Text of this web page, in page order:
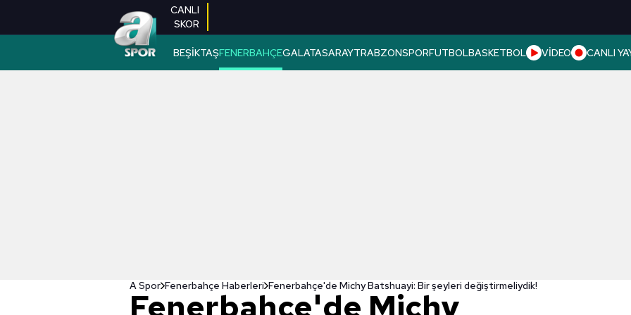
CANLI
SKOR
BEŞİKTAŞFENERBAHÇEGALATASARAYTRABZONSPORFUTBOLBASKETBOL VİDEO CANLI
A Spor Fenerbahçe Haberleri Fenerbahçe'de Michy Batshuayi: Bir şeyleri değiştirmeliydik!
Fenerbahçe'de Michy